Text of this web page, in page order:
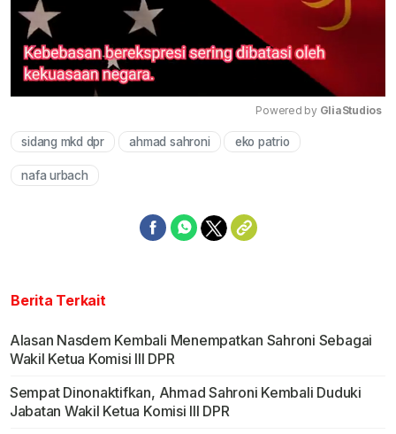
Powered by GliaStudios
sidang mkd dpr ahmad sahroni eko patrio
nafa urbach
Berita Terkait
Alasan Nasdem Kembali Menempatkan Sahroni Sebagai
Wakil Ketua Komisi III DPR
Sempat Dinonaktifkan, Ahmad Sahroni Kembali Duduki
Jabatan Wakil Ketua Komisi III DPR